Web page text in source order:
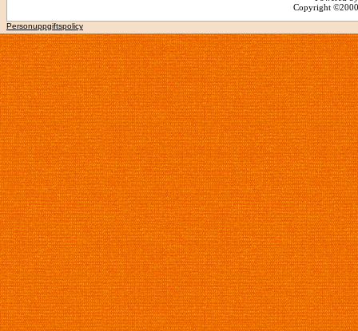
Copyright
Personuppgiftspolicy